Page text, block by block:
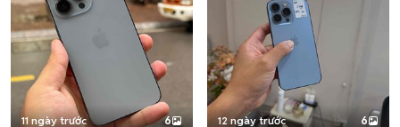
11 ngày trước 6 12 ngày trước 6